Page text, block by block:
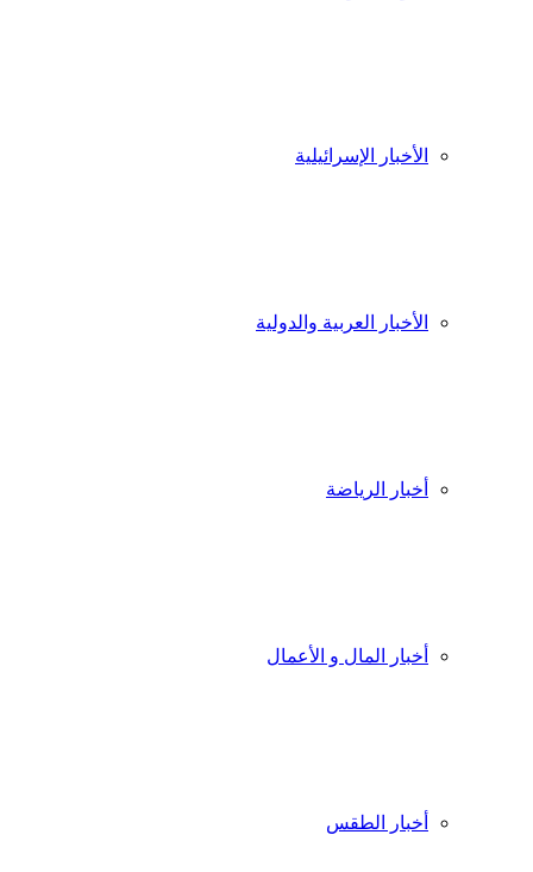
الأخبار الإسرائيلية
الأخبار العربية والدولية
أخبار الرياضة
أخبار المال و الأعمال
أخبار الطقس